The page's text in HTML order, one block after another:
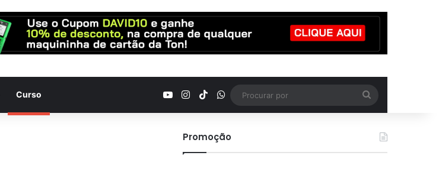
Curso YouTubeInstagram
TikTokWhatsApp
por
Promoção